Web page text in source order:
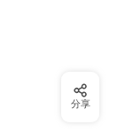
分享